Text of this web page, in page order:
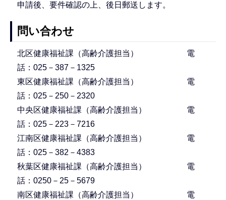
申請後、要件確認の上、後日郵送します。
問い合わせ
北区健康福祉課（高齢介護担当） 電
話：025－387－1325
東区健康福祉課（高齢介護担当） 電
話：025－250－2320
中央区健康福祉課（高齢介護担当） 電
話：025－223－7216
江南区健康福祉課（高齢介護担当） 電
話：025－382－4383
秋葉区健康福祉課（高齢介護担当） 電
話：0250－25－5679
南区健康福祉課（高齢介護担当） 電